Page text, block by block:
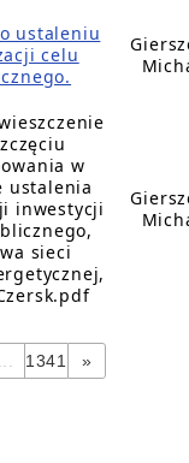
ustaleniu
celu
w
ustalenia
inwestycji
sieci
1341 »